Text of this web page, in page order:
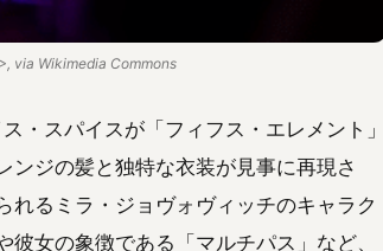
via Wikimedia Commons
・スパイスが「フィフス・エレメント」
ンジの髪と独特な衣装が見事に再現さ
れるミラ・ジョヴォヴィッチのキャラク
女の象徴である「マルチパス」など、